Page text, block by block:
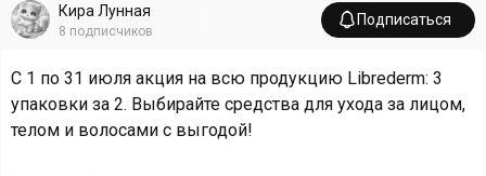
Кира Лунная
8 подписчиков
Подписаться
С 1 по 31 июля акция на всю продукцию Librederm: 3
упаковки за 2. Выбирайте средства для ухода за лицом,
телом и волосами с выгодой!